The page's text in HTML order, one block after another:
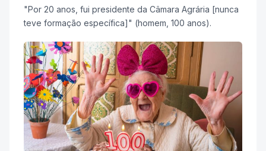
"Por 20 anos, fui presidente da Câmara Agrária [nunca
teve formação específica]" (homem, 100 anos).